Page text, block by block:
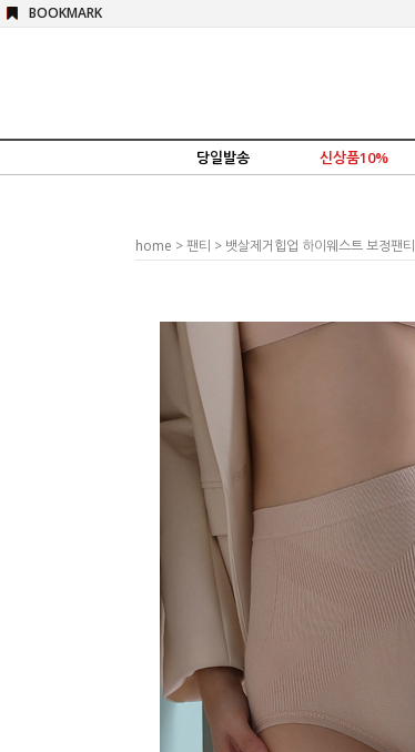
BOOKMARK
당일발송 신상품10%
home >팬티 > 뱃살제거힙업 하이웨스트 보정팬티